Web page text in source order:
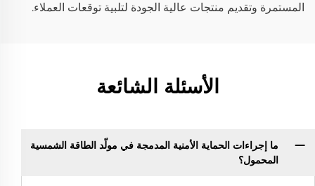
المستمرة وتقديم منتجات عالية الجودة لتلبية توقعات العملاء.
الأسئلة الشائعة
ما إجراءات الحماية الأمنية المدمجة في مولّد الطاقة الشمسية
المحمول؟